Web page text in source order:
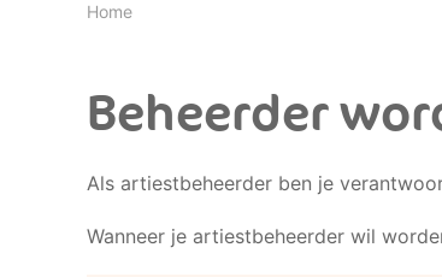
Home
Beheerder
Als artiestbeheerder ben je
Wanneer je artiestbeheerder wil